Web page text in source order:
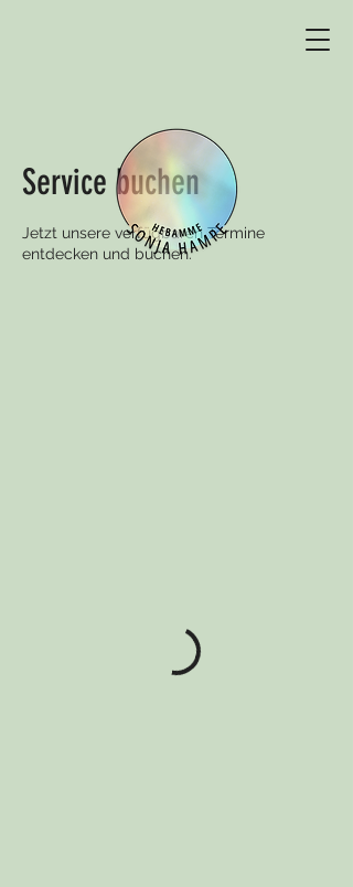
Service buchen
Jetzt unsere verfügbaren Termine
entdecken und buchen.